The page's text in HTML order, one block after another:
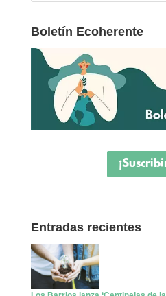
Boletín Ecoherente
Entradas recientes